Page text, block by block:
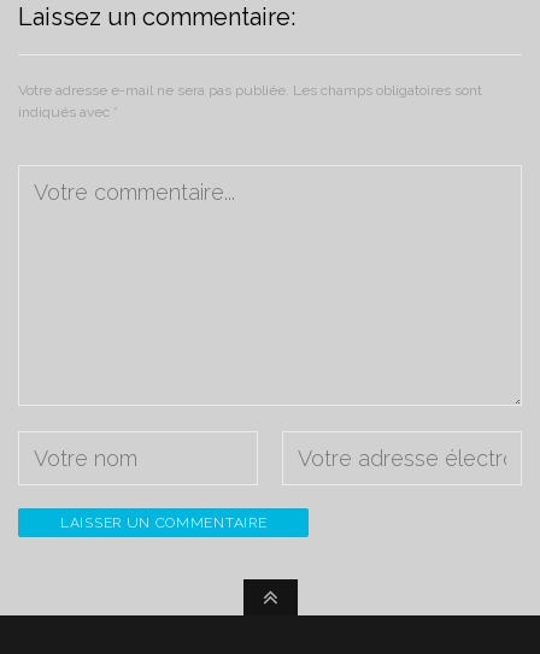
Laissez un commentaire:
Votre adresse e-mail ne sera pas publiée. Les champs obligatoires sont
indiqués avec *